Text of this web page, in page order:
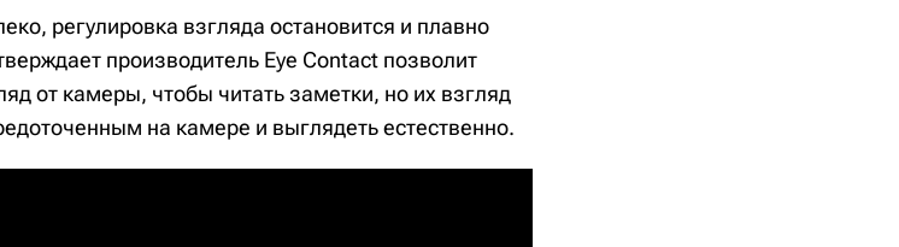
регулировка взгляда остановится и плавно
производитель Eye Contact позволит
от камеры, чтобы читать заметки, но их взгляд
на камере и выглядеть естественно.